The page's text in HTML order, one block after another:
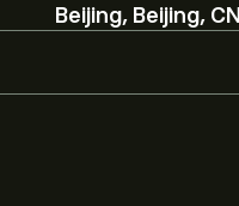
Beijing, Beijing, CN